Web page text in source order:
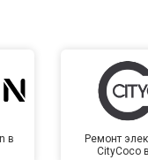
в
Ремонт
CityCoco